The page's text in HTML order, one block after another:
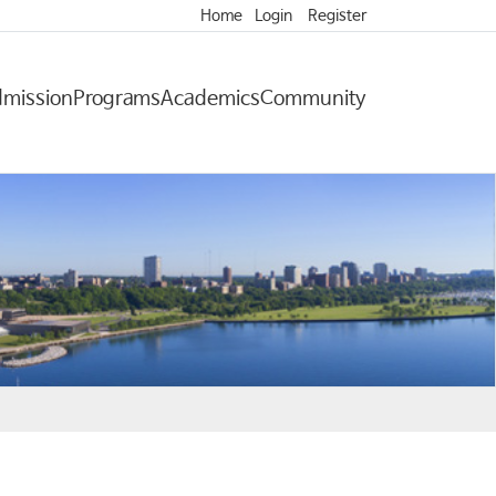
Home Login Register
ProgramsAcademicsCommunity